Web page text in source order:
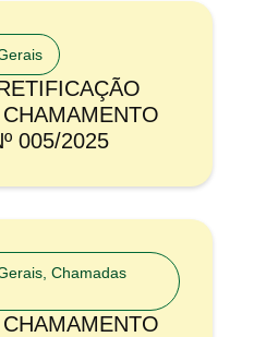
005/2025
Chamadas